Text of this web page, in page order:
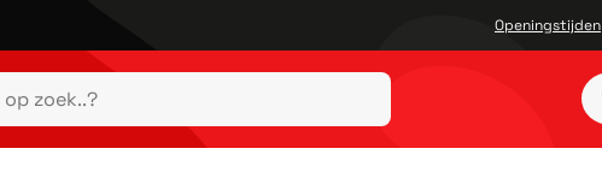
Openingstijden